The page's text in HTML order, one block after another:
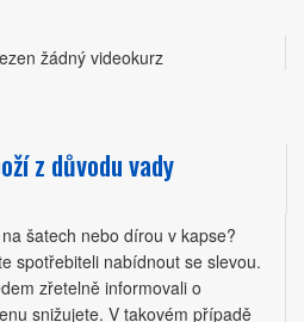
žádný videokurz
z důvodu vady
šatech nebo dírou v kapse?
spotřebiteli nabídnout se slevou.
zřetelně informovali o
snižujete. V takovém případě